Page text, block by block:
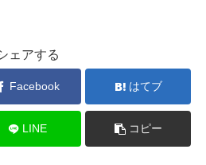
ェアする
Facebook はてブ
LINE コピー